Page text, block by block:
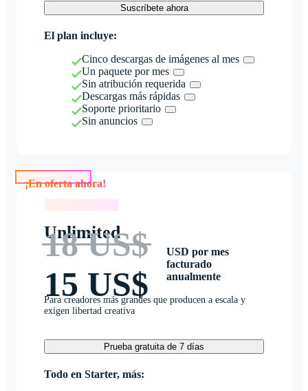
Suscríbete ahora
El plan incluye:
Cinco descargas de imágenes al mes
Un paquete por mes
Sin atribución requerida
Descargas más rápidas
Soporte prioritario
Sin anuncios
Unlimited
18 US$
15 US$
USD por mes
facturado
anualmente
Para creadores más grandes que producen a escala y
exigen libertad creativa
Prueba gratuita de 7 días
Todo en Starter, más: